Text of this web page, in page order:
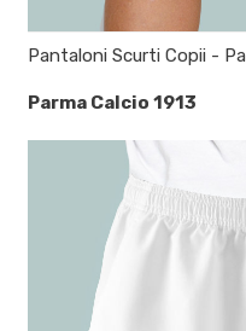
Parma Calcio 1913
Pantaloni Scurti Copii -